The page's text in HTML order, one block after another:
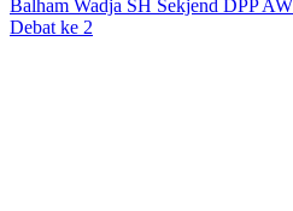
Balham Wadja SH Sekjend DPP
Debat ke 2